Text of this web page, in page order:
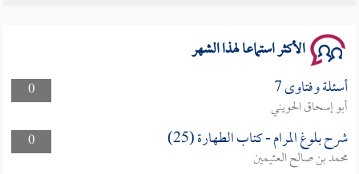
الأكثر استماعا لهذا الشهر
0 أسئلة وفتاوى 7
أبو إسحاق الحويني
0
شرح بلوغ المرام - كتاب الطهارة (25)
محمد بن صالح العثيمين